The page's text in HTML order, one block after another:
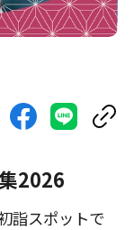
2026
詣スポットで